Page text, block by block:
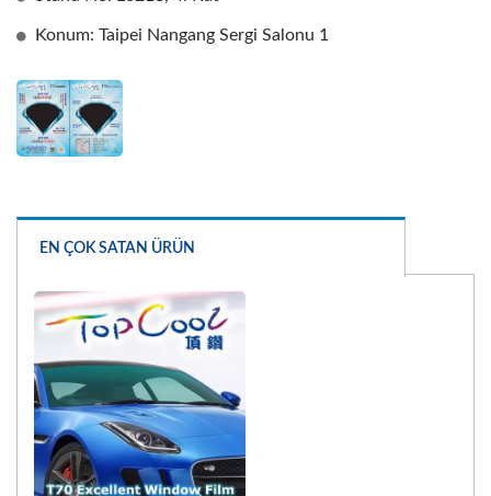
Konum: Taipei Nangang Sergi Salonu 1
EN ÇOK SATAN ÜRÜN